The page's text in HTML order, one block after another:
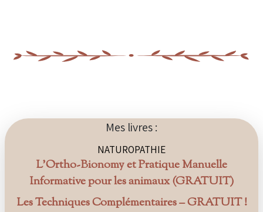
Mes livres :
NATUROPATHIE
L’Ortho-Bionomy et Pratique Manuelle
Informative pour les animaux (GRATUIT)
Les Techniques Complémentaires – GRATUIT !